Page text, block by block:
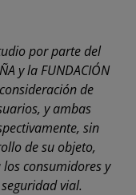
por parte del
y la FUNDACIÓN
de
y ambas
sin
de su objeto,
consumidores y
vial.